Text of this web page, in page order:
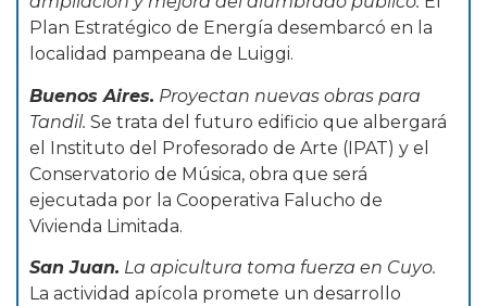
Plan Estratégico de Energía desembarcó en la
localidad pampeana de Luiggi.
Buenos Aires. Proyectan nuevas obras para
Tandil. Se trata del futuro edificio que albergará
el Instituto del Profesorado de Arte (IPAT) y el
Conservatorio de Música, obra que será
ejecutada por la Cooperativa Falucho de
Vivienda Limitada.
San Juan. La apicultura toma fuerza en Cuyo.
La actividad apícola promete un desarrollo